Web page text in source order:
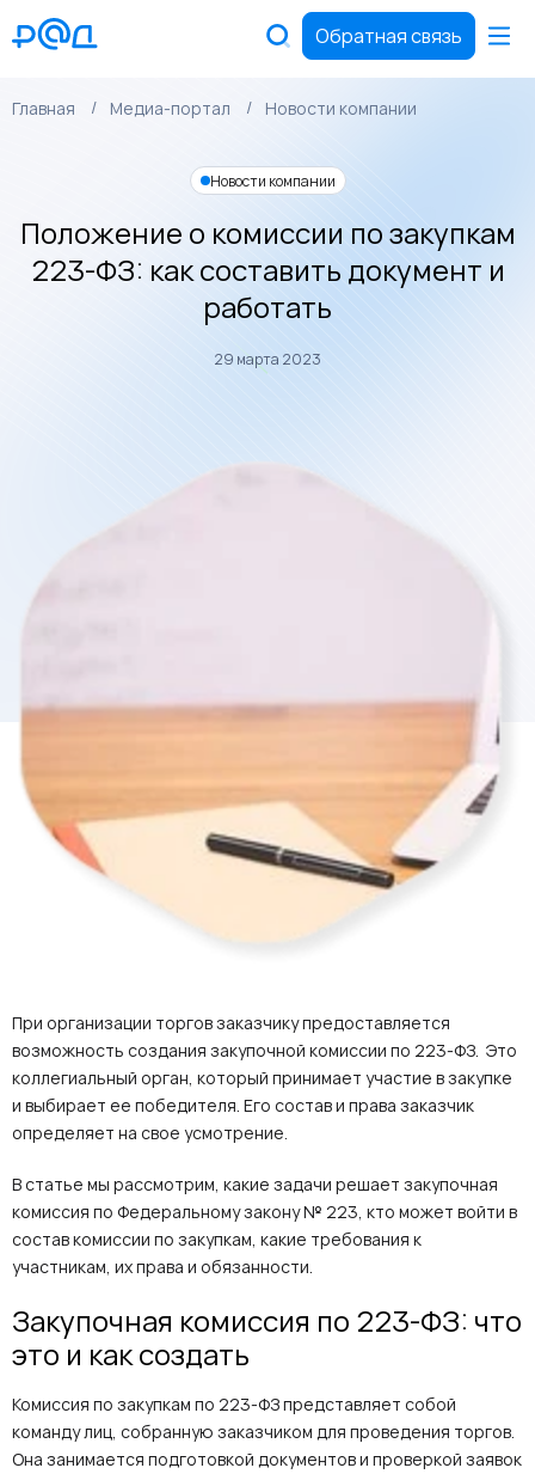
Обратная связь
Главная Медиа-портал Новости компании
Новости компании
Положение о комиссии по закупкам
223-ФЗ: как составить документ и
работать
29 марта 2023
При организации торгов заказчику предоставляется
возможность создания закупочной комиссии по 223-ФЗ. Это
коллегиальный орган, который принимает участие в закупке
и выбирает ее победителя. Его состав и права заказчик
определяет на свое усмотрение.
В статье мы рассмотрим, какие задачи решает закупочная
комиссия по Федеральному закону № 223, кто может войти в
состав комиссии по закупкам, какие требования к
участникам, их права и обязанности.
Закупочная комиссия по 223-ФЗ: что
это и как создать
Комиссия по закупкам по 223-ФЗ представляет собой
команду лиц, собранную заказчиком для проведения торгов.
Она занимается подготовкой документов и проверкой заявок